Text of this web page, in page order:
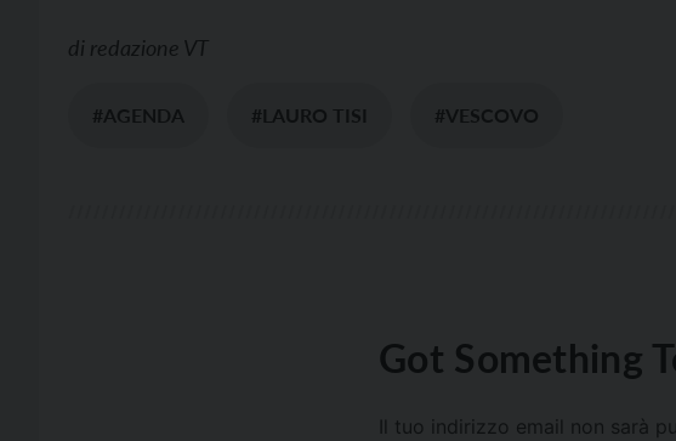
di redazione VT
#AGENDA #LAURO TISI #VESCOVO
Got Something
Il tuo indirizzo email non sarà